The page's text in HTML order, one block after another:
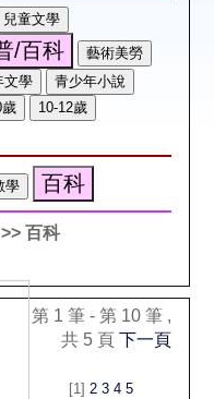
用
閱
百科
第 1 筆 - 第 10 筆 ,
共 5 頁下一頁
[1] 2 3 4 5